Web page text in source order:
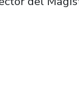
soberano y